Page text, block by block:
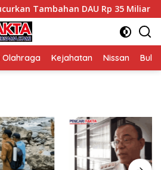
Tambahan DAU Rp 35 Miliar
Olahraga Kejahatan Nissan